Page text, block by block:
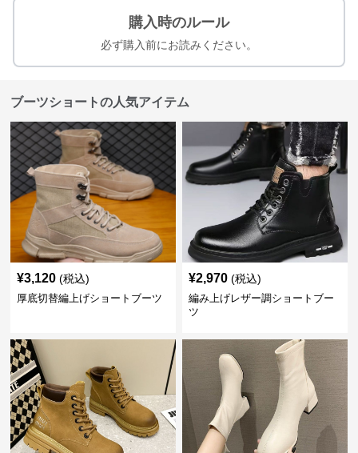
購入時のルール
必ず購入前にお読みください。
ブーツショートの人気アイテム
¥3,120 (税込)
厚底切替編上げショートブーツ
¥2,970 (税込)
編み上げレザー調ショートブー
ツ